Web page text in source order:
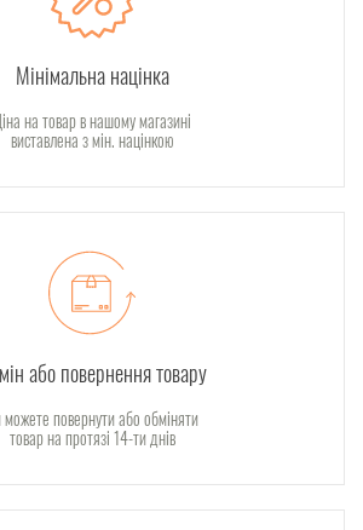
Мінімальна націнка
на товар в нашому магазині
виставлена з мін. націнкою
або повернення товару
можете повернути або обміняти
товар на протязі 14-ти днів